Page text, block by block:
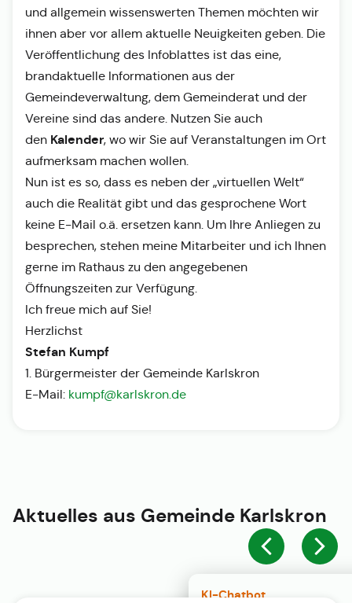
KI-Chatbot
und allgemein wissenswerten Themen möchten wir
ihnen aber vor allem aktuelle Neuigkeiten geben. Die
Veröffentlichung des Infoblattes ist das eine,
brandaktuelle Informationen aus der
Gemeindeverwaltung, dem Gemeinderat und der
Vereine sind das andere. Nutzen Sie auch
den Kalender, wo wir Sie auf Veranstaltungen im Ort
aufmerksam machen wollen.
Nun ist es so, dass es neben der „virtuellen Welt“
auch die Realität gibt und das gesprochene Wort
keine E-Mail o.ä. ersetzen kann. Um Ihre Anliegen zu
besprechen, stehen meine Mitarbeiter und ich Ihnen
gerne im Rathaus zu den angegebenen
Öffnungszeiten zur Verfügung.
Ich freue mich auf Sie!
Herzlichst
Stefan Kumpf
1. Bürgermeister der Gemeinde Karlskron
E-Mail: kumpf@karlskron.de
Aktuelles aus Gemeinde Karlskron